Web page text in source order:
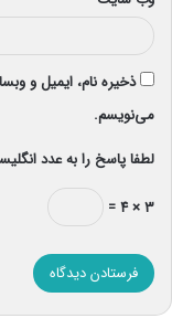
ذخیره نام، ایمیل و
می‌نویسم.
لطفا پاسخ را به عدد
۳ × ۴ =